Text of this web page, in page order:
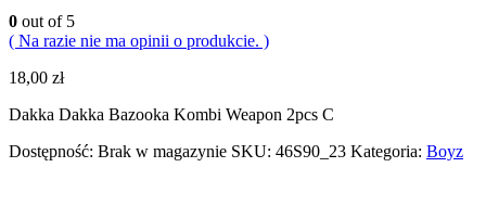
0 out of 5
( Na razie nie ma opinii o produkcie. )
18,00 zł
Dakka Dakka Bazooka Kombi Weapon 2pcs C
Dostępność: Brak w magazynie SKU: 46S90_23 Kategoria: Boyz